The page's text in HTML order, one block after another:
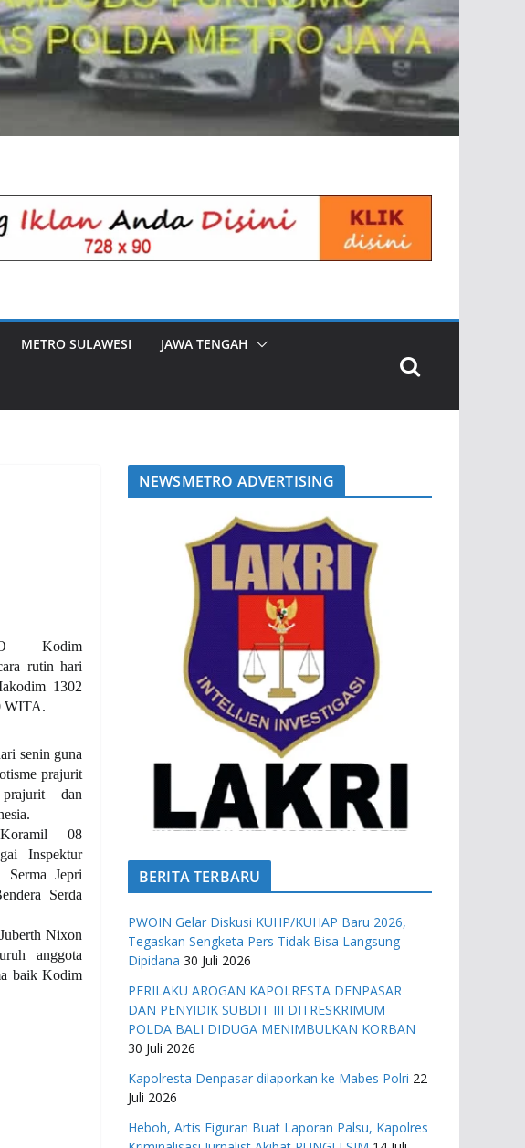
METRO SULAWESI JAWA TENGAH
– Kodim
rutin hari
1302
WITA.
senin guna
prajurit
dan
08
Inspektur
Jepri
Serda
Nixon
anggota
baik Kodim
NEWSMETRO ADVERTISING
BERITA TERBARU
PWOIN Gelar Diskusi KUHP/KUHAP Baru 2026,
Tegaskan Sengketa Pers Tidak Bisa Langsung
Dipidana 30 Juli 2026
PERILAKU AROGAN KAPOLRESTA DENPASAR
DAN PENYIDIK SUBDIT III DITRESKRIMUM
POLDA BALI DIDUGA MENIMBULKAN KORBAN
30 Juli 2026
Kapolresta Denpasar dilaporkan ke Mabes Polri 22
Juli 2026
Heboh, Artis Figuran Buat Laporan Palsu, Kapolres